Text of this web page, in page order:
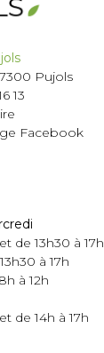
Pujols
13
Facebook
de 13h30 à 17h
à 17h
à 12h
de 14h à 17h